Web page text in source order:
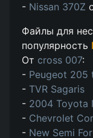
- Nissan 370Z
Файлы для
популярность
От cross 007:
- Peugeot 205
- TVR Sagaris
- 2004 Toyota
- Chevrolet
- New Semi